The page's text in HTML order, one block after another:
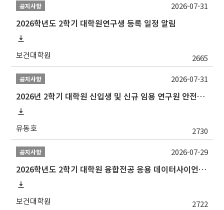
공지사항
2026학년도 2학기 대학원연구생 등록 일정 알림
보건대학원 2665
2026-07-31
공지사항
2026년 2학기 대학원 신입생 및 신규 임용 연구원 안전환경교육(신규교육) 실시 안내
유동호 2730
2026-07-31
공지사항
2026학년도 2학기 대학원 융합전공 응용 데이터사이언스 선발 계획 알림
보건대학원 2722
2026-07-29